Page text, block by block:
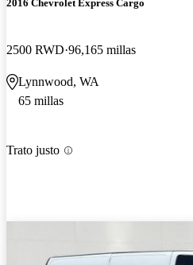
2016 Chevrolet Express Cargo
2500 RWD 96,165 millas
Lynnwood, WA
65 millas
Trato justo